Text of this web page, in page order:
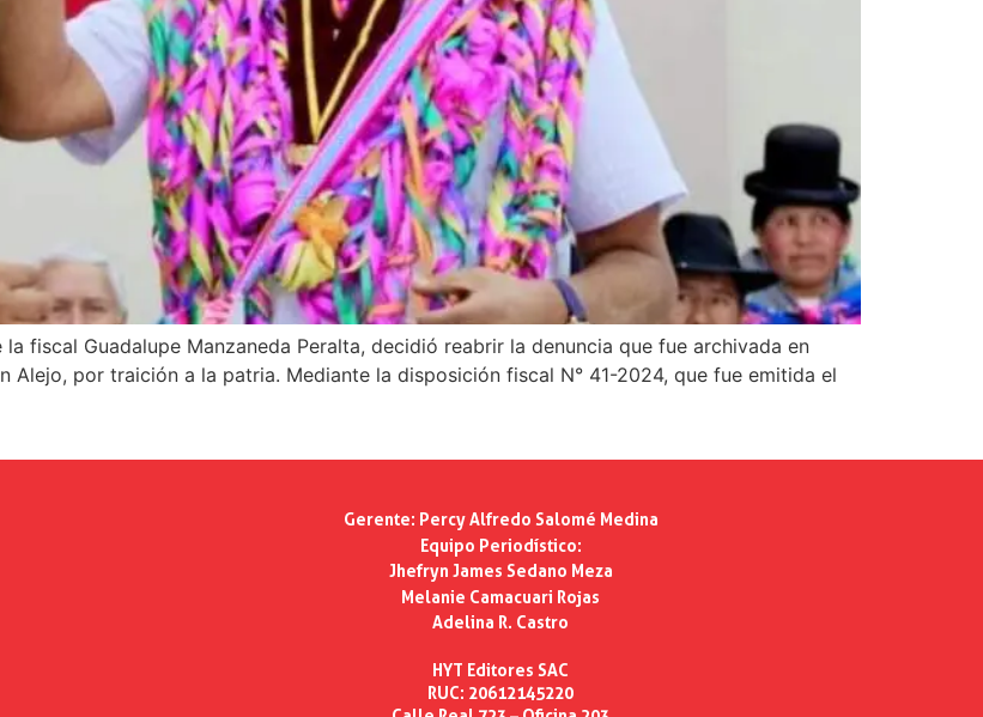
fiscal Guadalupe Manzaneda Peralta, decidió reabrir la denuncia que fue archivada en
Alejo, por traición a la patria. Mediante la disposición fiscal N° 41-2024, que fue emitida el
Gerente: Percy Alfredo Salomé Medina
Equipo Periodístico:
Jhefryn James Sedano Meza
Melanie Camacuari Rojas
Adelina R. Castro
HYT Editores SAC
RUC: 20612145220